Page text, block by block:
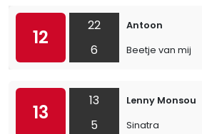
12
22
6
Antoon
Beetje van mij
13
13
5
Lenny Monsou
Sinatra